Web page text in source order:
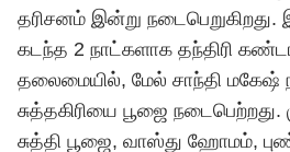
தரிசனம் இன்று
கடந்த 2 நாட்களாக தந்திரி
தலைமையில், மேல் சாந்தி மகேஷ்
சுத்தகிரியை பூஜை நடைபெற்றது.
சுத்தி பூஜை, வாஸ்து ஹோமம்,